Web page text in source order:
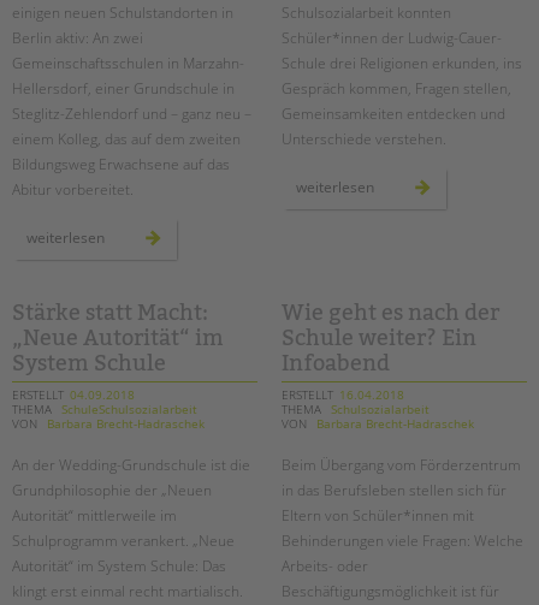
einigen neuen Schulstandorten in
Berlin aktiv: An zwei
Gemeinschaftsschulen in Marzahn-
Hellersdorf, einer Grundschule in
Steglitz-Zehlendorf und – ganz neu –
einem Kolleg, das auf dem zweiten
Bildungsweg Erwachsene auf das
Abitur vorbereitet.
weiterlesen schulsozialarbeit:
2018/19
Schulsozialarbeit konnten
Schüler*innen der Ludwig-Cauer-
Schule drei Religionen erkunden, ins
Gespräch kommen, Fragen stellen,
Gemeinsamkeiten entdecken und
Unterschiede verstehen.
weiterlesen
religionen
ludwig-
cauer-
grundschule
Stärke statt Macht:
„Neue Autorität“ im
System Schule
ERSTELLT 04.09.2018
THEMA SchuleSchulsozialarbeit
VON
Barbara Brecht-Hadraschek
An der Wedding-Grundschule ist die
Grundphilosophie der „Neuen
Autorität“ mittlerweile im
Schulprogramm verankert. „Neue
Autorität“ im System Schule: Das
klingt erst einmal recht martialisch.
Wie geht es nach der
Schule weiter? Ein
Infoabend
ERSTELLT 16.04.2018
THEMA Schulsozialarbeit
VON
Barbara Brecht-Hadraschek
Beim Übergang vom Förderzentrum
in das Berufsleben stellen sich für
Eltern von Schüler*innen mit
Behinderungen viele Fragen: Welche
Arbeits- oder
Beschäftigungsmöglichkeit ist für